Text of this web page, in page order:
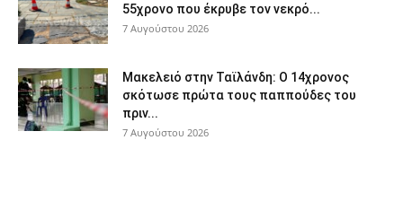
55χρονο που έκρυβε τον νεκρό...
7 Αυγούστου 2026
Μακελειό στην Ταϊλάνδη: Ο 14χρονος
σκότωσε πρώτα τους παππούδες του
πριν...
7 Αυγούστου 2026